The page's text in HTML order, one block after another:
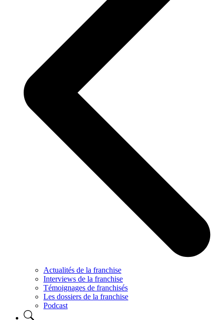
Actualités de la franchise
Interviews de la franchise
Témoignages de franchisés
Les dossiers de la franchise
Podcast